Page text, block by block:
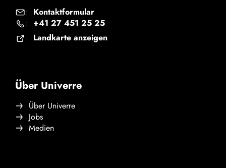
: Kontaktformular
: +41 27 451 25 25
: Landkarte anzeigen
Über Univerre
Über Univerre
Jobs
Medien